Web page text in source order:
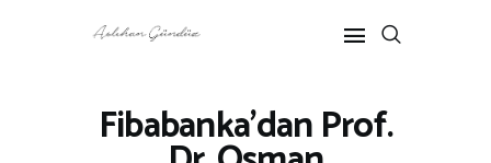
Fibabanka’dan Prof.
ANASAYFA